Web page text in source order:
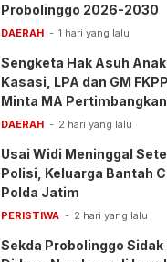
Probolinggo 2026-2030
DAERAH 1 hari yang lalu
Sengketa Hak Asuh
Kasasi, LPA dan GM
Minta MA
Anak
DAERAH 2 hari yang lalu
Usai Widi Meninggal
Polisi, Keluarga Bantah
Polda Jatim
PERISTIWA 2 hari yang lalu
Sekda Probolinggo Sidak